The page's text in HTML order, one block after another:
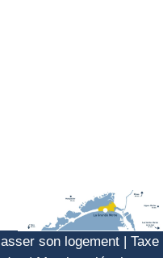
son logement
Taxe